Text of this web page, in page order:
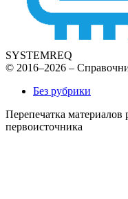
SYSTEMREQ
© 2016–2026 –
Без рубрики
Перепечатка материалов
первоисточника